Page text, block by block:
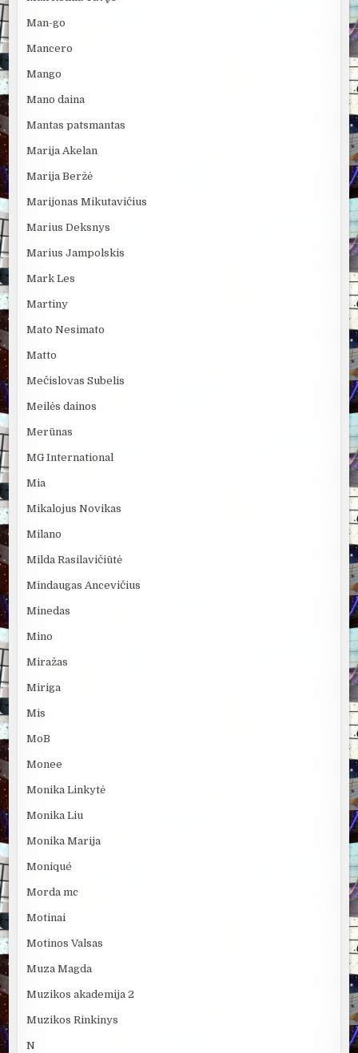
Man-go
Mancero
Mango
Mano daina
Mantas patsmantas
Marija Akelan
Marija Beržė
Marijonas Mikutavičius
Marius Deksnys
Marius Jampolskis
Mark Les
Martiny
Mato Nesimato
Matto
Mečislovas Subelis
Meilės dainos
Merūnas
MG International
Mia
Mikalojus Novikas
Milano
Milda Rasilavičiūtė
Mindaugas Ancevičius
Minedas
Mino
Miražas
Miriga
Mis
MoB
Monee
Monika Linkytė
Monika Liu
Monika Marija
Moniqué
Morda mc
Motinai
Motinos Valsas
Muza Magda
Muzikos akademija 2
Muzikos Rinkinys
N